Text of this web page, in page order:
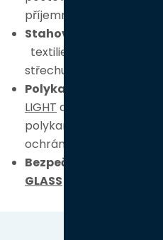
příjemně vzduch.
Stahovací markýza
textilie zastíní před
střechu zcela stáhnout.
Polykarbonátové
LIGHT a
polykarbonátu s
ochrání před deštěm, je
Bezpečnostní sklo
GLASS